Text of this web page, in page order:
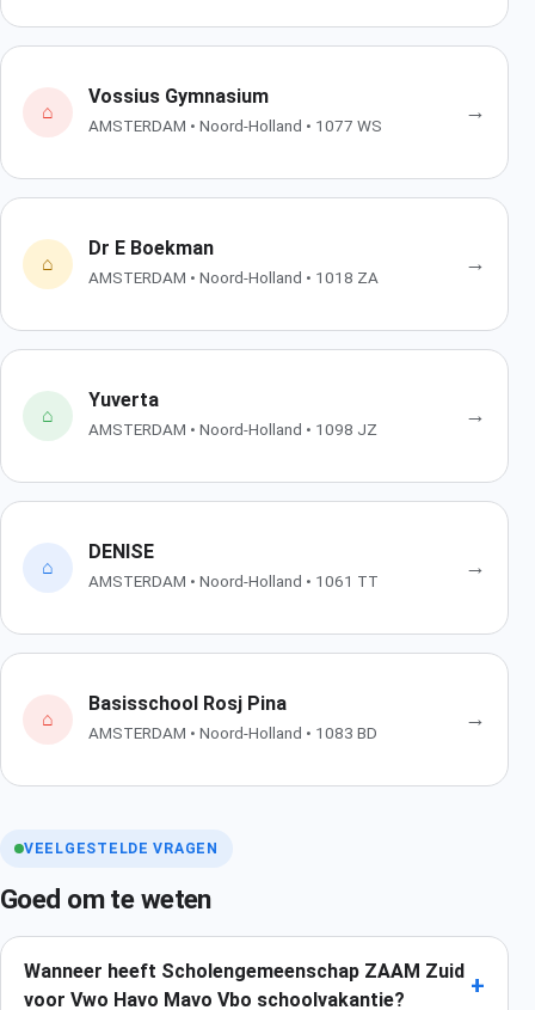
⌂
Vossius Gymnasium
AMSTERDAM • Noord-Holland • 1077 WS
→
⌂
Dr E Boekman
AMSTERDAM • Noord-Holland • 1018 ZA
→
⌂
Yuverta
AMSTERDAM • Noord-Holland • 1098 JZ
→
⌂
DENISE
AMSTERDAM • Noord-Holland • 1061 TT
→
⌂
Basisschool Rosj Pina
AMSTERDAM • Noord-Holland • 1083 BD
→
VEELGESTELDE VRAGEN
Goed om te weten
Wanneer heeft Scholengemeenschap ZAAM Zuid
voor Vwo Havo Mavo Vbo schoolvakantie?
+